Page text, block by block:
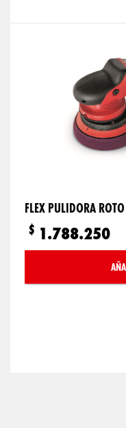
FLEX PULIDORA
$ 1.788.250